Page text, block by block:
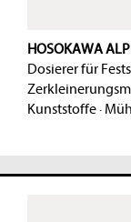
HOSOKAWA
Dosierer für
Kunststoffe·